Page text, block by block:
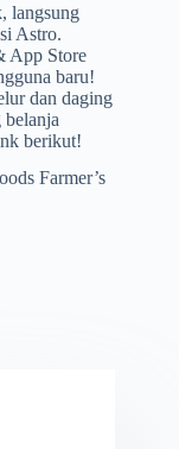
langsung
Astro.
App Store
baru!
dan daging
belanja
berikut!
Farmer’s